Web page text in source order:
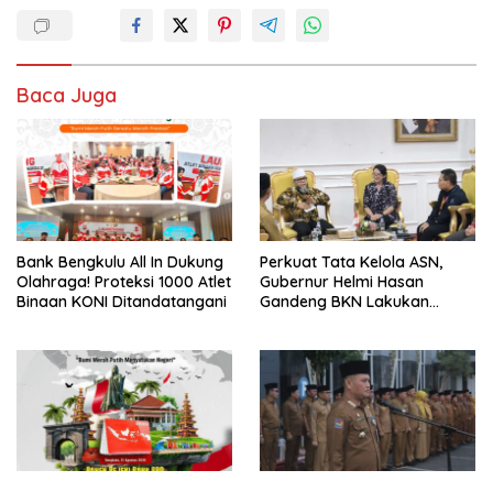
Baca Juga
Bank Bengkulu All In Dukung
Olahraga! Proteksi 1000 Atlet
Binaan KONI Ditandatangani
Perkuat Tata Kelola ASN,
Gubernur Helmi Hasan
Gandeng BKN Lakukan